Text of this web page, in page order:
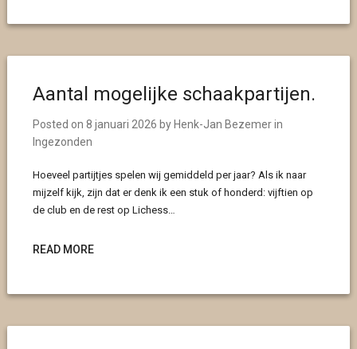
Aantal mogelijke schaakpartijen.
Posted on 8 januari 2026 by Henk-Jan Bezemerin
Ingezonden
Hoeveel partijtjes spelen wij gemiddeld per jaar? Als ik naar
mijzelf kijk, zijn dat er denk ik een stuk of honderd: vijftien op
de club en de rest op Lichess…
READ MORE